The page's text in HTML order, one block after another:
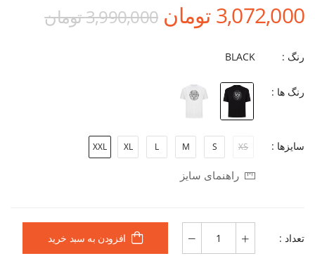
3,072,000 تومان 3,990,000 تومان
رنگ : BLACK
رنگ ها :
سایزها : XS
S
M
L
XL
XXL
راهنمای سایز
تعداد : افزودن به سبد خرید